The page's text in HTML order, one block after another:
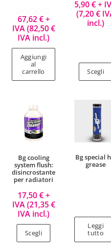
Valutato
5.00
su 5
67,62€+
IVA (82,50€
IVA incl.)
Aggiungi
al
carrello
5,90€+
(7,20€
incl.)
Scegli
Bg cooling
system flush:
disincrostante
per radiatori
17,50€+
IVA (21,35€
IVA incl.)
Scegli
Bg special
grease
Leggi
tutto